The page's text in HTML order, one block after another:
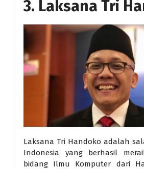
3. Laksana Tri
Laksana Tri Handoko adalah
Indonesia yang berhasil
bidang Ilmu Komputer dari